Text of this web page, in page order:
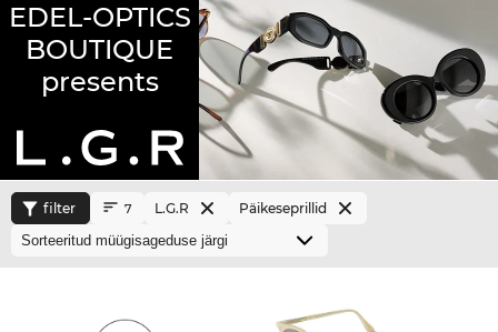
EDEL-OPTICS
BOUTIQUE
presents
filter 7 L.G.R Päikeseprillid